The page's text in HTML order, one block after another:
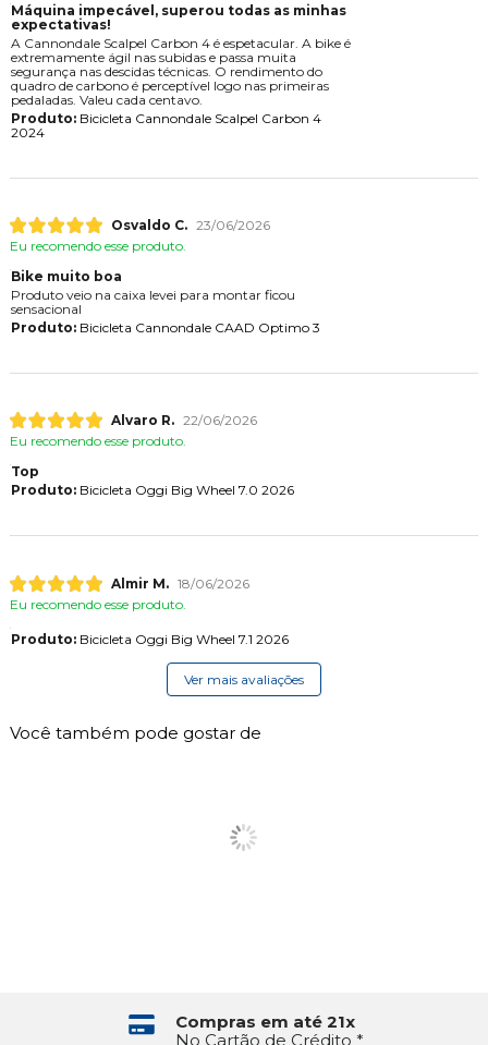
Máquina impecável, superou todas as minhas
expectativas!
A Cannondale Scalpel Carbon 4 é espetacular. A bike é
extremamente ágil nas subidas e passa muita
segurança nas descidas técnicas. O rendimento do
quadro de carbono é perceptível logo nas primeiras
pedaladas. Valeu cada centavo.
Produto:Bicicleta Cannondale Scalpel Carbon 4
2024
Osvaldo C. 23/06/2026
Eu recomendo esse produto.
Bike muito boa
Produto veio na caixa levei para montar ficou
sensacional
Produto:Bicicleta Cannondale CAAD Optimo 3
Alvaro R. 22/06/2026
Eu recomendo esse produto.
Top
Produto:Bicicleta Oggi Big Wheel 7.0 2026
Almir M. 18/06/2026
Eu recomendo esse produto.
Produto:Bicicleta Oggi Big Wheel 7.1 2026
Ver mais avaliações
Você também pode gostar de
Compras em até 21x
No Cartão de Crédito *